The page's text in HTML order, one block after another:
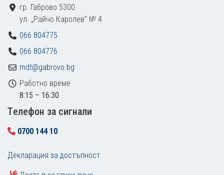
гр. Габрово 5300
ул. „Райчо Каролев“ № 4
066 804775
066 804776
mdt@gabrovo.bg
Работно време
8:15 – 16:30
Tелефон за сигнали
0700 144 10
Декларация за достъпност